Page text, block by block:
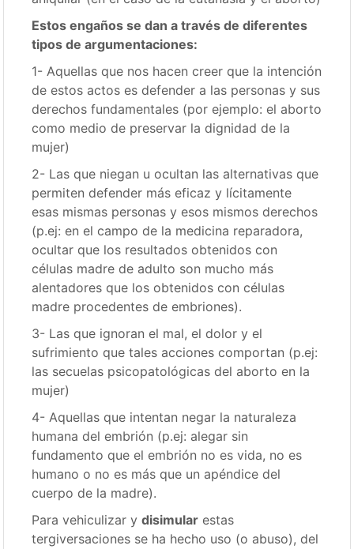
Estos engaños se dan a través de diferentes
tipos de argumentaciones:
1- Aquellas que nos hacen creer que la intención
de estos actos es defender a las personas y sus
derechos fundamentales (por ejemplo: el aborto
como medio de preservar la dignidad de la
mujer)
2- Las que niegan u ocultan las alternativas que
permiten defender más eficaz y lícitamente
esas mismas personas y esos mismos derechos
(p.ej: en el campo de la medicina reparadora,
ocultar que los resultados obtenidos con
células madre de adulto son mucho más
alentadores que los obtenidos con células
madre procedentes de embriones).
3- Las que ignoran el mal, el dolor y el
sufrimiento que tales acciones comportan (p.ej:
las secuelas psicopatológicas del aborto en la
mujer)
4- Aquellas que intentan negar la naturaleza
humana del embrión (p.ej: alegar sin
fundamento que el embrión no es vida, no es
humano o no es más que un apéndice del
cuerpo de la madre).
Para vehiculizar ydisimular estas
tergiversaciones se ha hecho uso (o abuso), del